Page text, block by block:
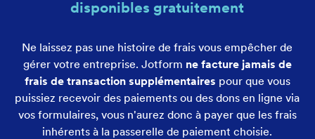
disponibles gratuitement
Ne laissez pas une histoire de frais vous empêcher de
gérer votre entreprise. Jotform ne facture jamais de
frais de transaction supplémentaires pour que vous
puissiez recevoir des paiements ou des dons en ligne via
vos formulaires, vous n'aurez donc à payer que les frais
inhérents à la passerelle de paiement choisie.